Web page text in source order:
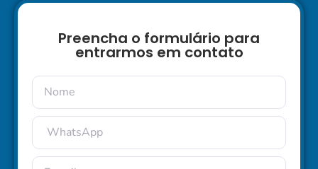
Preencha o formulário para
entrarmos em contato